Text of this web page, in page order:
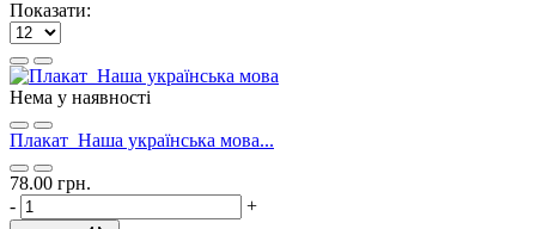
Показати:
Нема у наявності
Плакат_Наша українська мова...
78.00 грн.
-
+